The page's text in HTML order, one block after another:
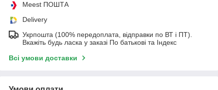
Meest ПОШТА
Delivery
Укрпошта (100% передоплата, відправки по ВТ і ПТ).
Вкажіть будь ласка у заказі По батькові та Індекс
Всі умови доставки